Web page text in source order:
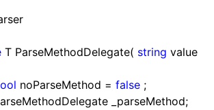
T ParseMethodDelegate( string value
noParseMethod = false ;
_parseMethod;